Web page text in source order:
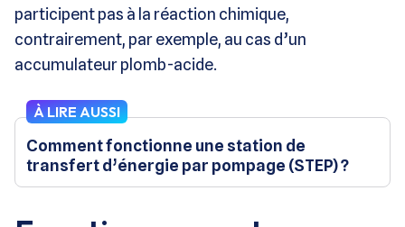
participent pas à la réaction chimique,
contrairement, par exemple, au cas d’un
accumulateur plomb-acide.
À LIRE AUSSI
Comment fonctionne une station de
transfert d’énergie par pompage (STEP) ?